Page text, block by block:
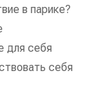
в парике?
для себя
себя